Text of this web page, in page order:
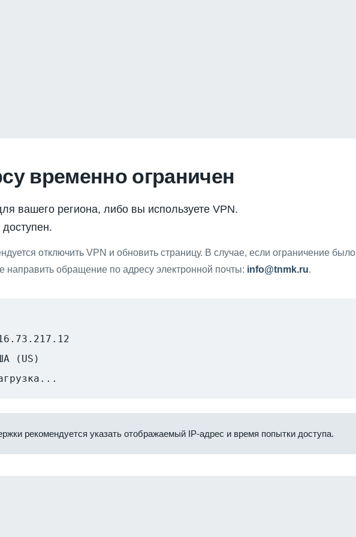
временно ограничен
вашего региона, либо вы используете VPN.
отключить VPN и обновить страницу. В случае, если ограничение было
обращение по адресу электронной почты: info@tnmk.ru.
(US)
рекомендуется указать отображаемый IP-адрес и время попытки доступа.